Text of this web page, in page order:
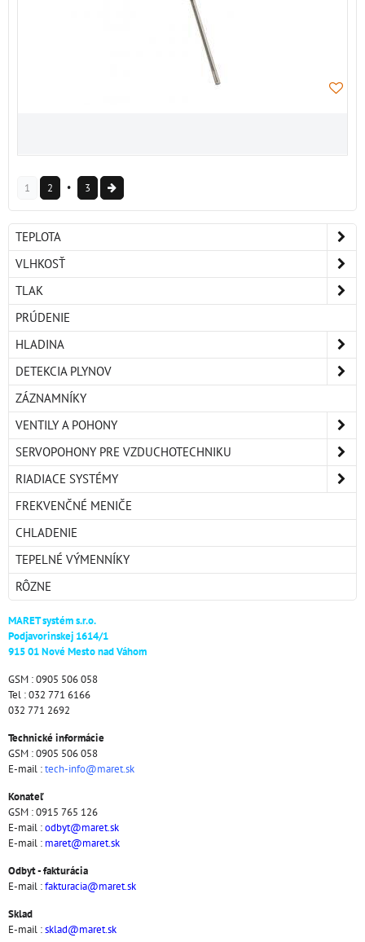
1 2 3
TEPLOTA
VLHKOSŤ
TLAK
PRÚDENIE
HLADINA
DETEKCIA PLYNOV
ZÁZNAMNÍKY
VENTILY A POHONY
SERVOPOHONY PRE VZDUCHOTECHNIKU
RIADIACE SYSTÉMY
FREKVENČNÉ MENIČE
CHLADENIE
TEPELNÉ VÝMENNÍKY
RÔZNE
MARET systém s.r.o.
Podjavorinskej 1614/1
915 01 Nové Mesto nad Váhom
GSM : 0905 506 058
Tel : 032 771 6166
032 771 2692
Technické informácie
GSM : 0905 506 058
E-mail :tech-info@maret.sk
Konateľ
GSM : 0915 765 126
E-mail :odbyt@maret.sk
E-mail : maret@maret.sk
Odbyt - fakturácia
E-mail :fakturacia@maret.sk
Sklad
E-mail :sklad@maret.sk